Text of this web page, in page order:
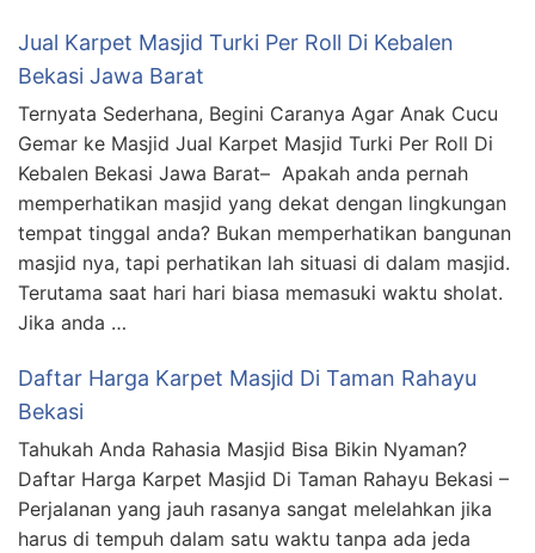
Jual Karpet Masjid Turki Per Roll Di Kebalen
Bekasi Jawa Barat
Ternyata Sederhana, Begini Caranya Agar Anak Cucu
Gemar ke Masjid Jual Karpet Masjid Turki Per Roll Di
Kebalen Bekasi Jawa Barat– Apakah anda pernah
memperhatikan masjid yang dekat dengan lingkungan
tempat tinggal anda? Bukan memperhatikan bangunan
masjid nya, tapi perhatikan lah situasi di dalam masjid.
Terutama saat hari hari biasa memasuki waktu sholat.
Jika anda …
Daftar Harga Karpet Masjid Di Taman Rahayu
Bekasi
Tahukah Anda Rahasia Masjid Bisa Bikin Nyaman?
Daftar Harga Karpet Masjid Di Taman Rahayu Bekasi –
Perjalanan yang jauh rasanya sangat melelahkan jika
harus di tempuh dalam satu waktu tanpa ada jeda